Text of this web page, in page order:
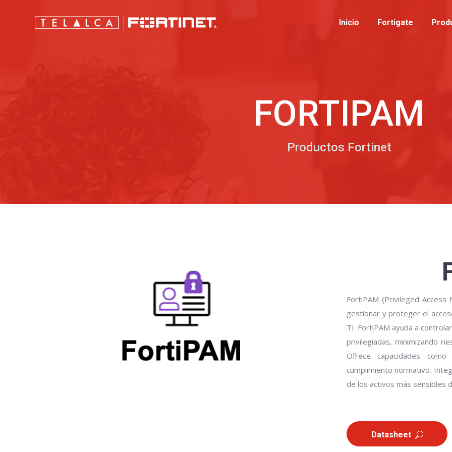
Inicio Fortigate
FORTIPAM
Productos Fortinet
FortiPAM (Privileged
gestionar y proteger el
TI. FortiPAM ayuda a
privilegiadas, minimizando
Ofrece capacidades
cumplimiento normativo.
de los activos más sensibles
Datasheet
Inicio Fortigate